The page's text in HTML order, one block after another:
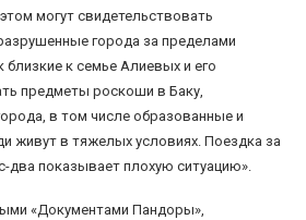
могут свидетельствовать
города за пределами
к семье Алиевых и его
предметы роскоши в Баку,
в том числе образованные и
живут в тяжелых условиях. Поездка за
два показывает плохую ситуацию».
«Документами Пандоры»,